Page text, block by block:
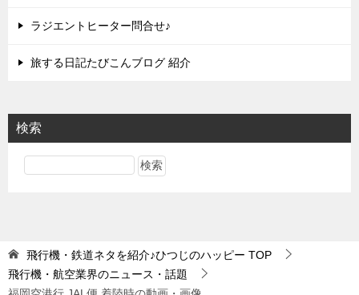
ラジエントヒーター問合せ♪
旅する日記たびこんブログ 紹介
検索
飛行機・鉄道ネタを紹介♪ひつじのハッピー TOP
飛行機・航空業界のニュース・話題